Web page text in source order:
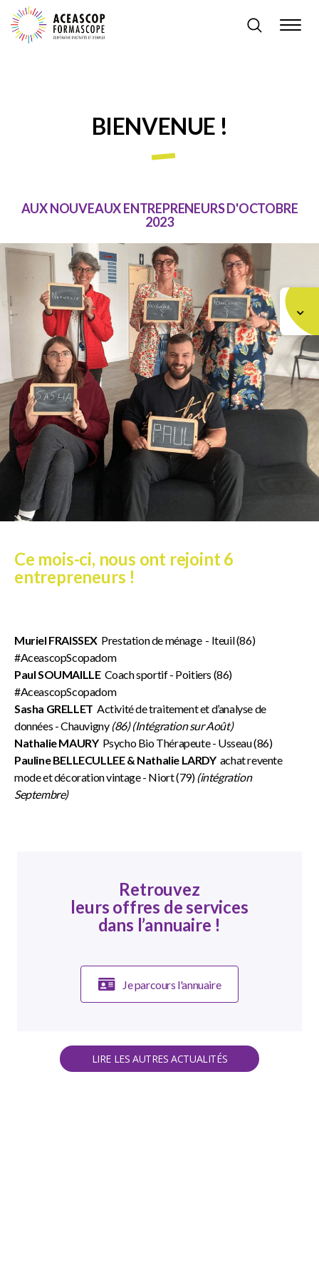
BIENVENUE !
AUX NOUVEAUX ENTREPRENEURS D'OCTOBRE
2023
Ce mois-ci, nous ont rejoint 6
entrepreneurs !
Muriel FRAISSEX Prestation de ménage - Iteuil (86)
#AceascopScopadom
Paul SOUMAILLE Coach sportif - Poitiers (86)
#AceascopScopadom
Sasha GRELLET Activité de traitement et d’analyse de
données - Chauvigny(86) (Intégration sur Août)
Nathalie MAURY Psycho Bio Thérapeute - Usseau (86)
Pauline BELLECULLEE & Nathalie LARDY achat revente
mode et décoration vintage - Niort (79)(intégration
Septembre)
Retrouvez
leurs offres de services
dans l’annuaire !
Je parcours l'annuaire
LIRE LES AUTRES ACTUALITÉS